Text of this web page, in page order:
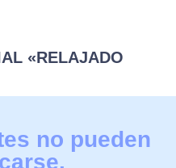
«RELAJADO
no pueden